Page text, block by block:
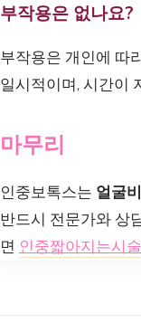
부작용은 없나요?
부작용은 개인에 따
일시적이며, 시간이
마무리
인중보톡스는 얼굴
반드시 전문가와 상
면 인중짧아지는시술